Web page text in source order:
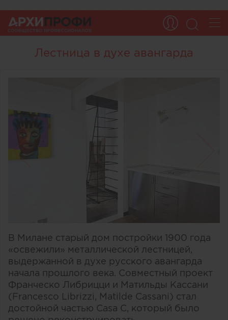
Лестница в духе авангарда
В Милане старый дом постройки 1900 года
«освежили» металлической лестницей,
выдержанной в духе русского авангарда
начала прошлого века. Совместный проект
Франческо Либрицци и Матильды Кассани
(Francesco Librizzi, Matilde Cassani) стал
достойной частью Casa C, который было